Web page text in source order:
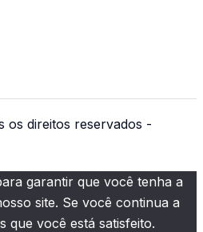
os direitos reservados -
garantir que você tenha a
site. Se você continua a
que você está satisfeito.